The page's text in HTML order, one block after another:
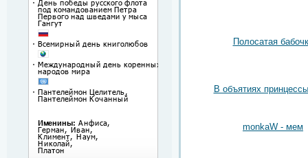
Полосатая
В объятиях
monkaW - мем